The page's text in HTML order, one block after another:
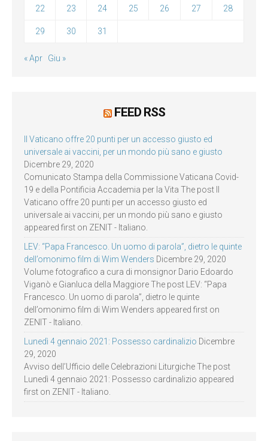
22 23 24 25 26 27 28
29 30 31
« Apr Giu »
FEED RSS
Il Vaticano offre 20 punti per un accesso giusto ed
universale ai vaccini, per un mondo più sano e giusto
Dicembre 29, 2020
Comunicato Stampa della Commissione Vaticana Covid-
19 e della Pontificia Accademia per la Vita The post Il
Vaticano offre 20 punti per un accesso giusto ed
universale ai vaccini, per un mondo più sano e giusto
appeared first on ZENIT - Italiano.
LEV: “Papa Francesco. Un uomo di parola”, dietro le quinte
dell’omonimo film di Wim Wenders Dicembre 29, 2020
Volume fotografico a cura di monsignor Dario Edoardo
Viganò e Gianluca della Maggiore The post LEV: “Papa
Francesco. Un uomo di parola”, dietro le quinte
dell’omonimo film di Wim Wenders appeared first on
ZENIT - Italiano.
Lunedì 4 gennaio 2021: Possesso cardinalizio Dicembre
29, 2020
Avviso dell’Ufficio delle Celebrazioni Liturgiche The post
Lunedì 4 gennaio 2021: Possesso cardinalizio appeared
first on ZENIT - Italiano.